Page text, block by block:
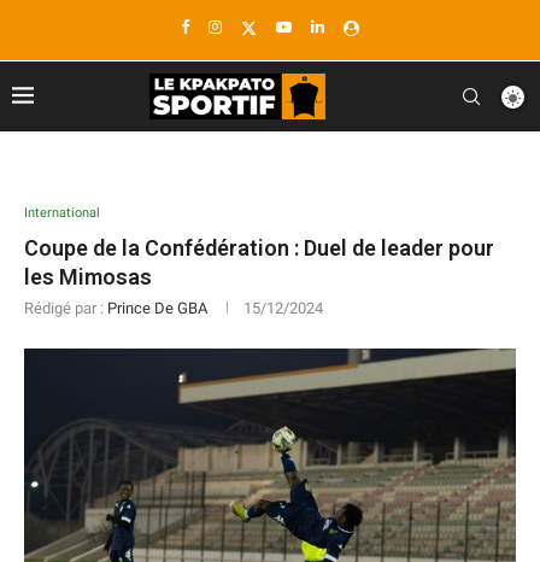
International
Coupe de la Confédération : Duel de leader pour
les Mimosas
Rédigé par : Prince De GBA 15/12/2024